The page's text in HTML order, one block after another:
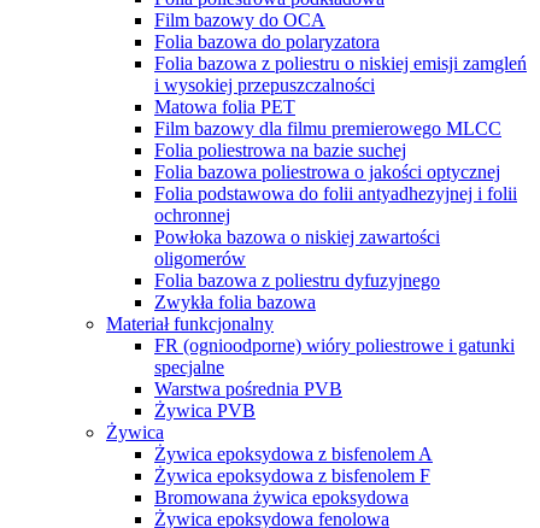
Film bazowy do OCA
Folia bazowa do polaryzatora
Folia bazowa z poliestru o niskiej emisji zamgleń
i wysokiej przepuszczalności
Matowa folia PET
Film bazowy dla filmu premierowego MLCC
Folia poliestrowa na bazie suchej
Folia bazowa poliestrowa o jakości optycznej
Folia podstawowa do folii antyadhezyjnej i folii
ochronnej
Powłoka bazowa o niskiej zawartości
oligomerów
Folia bazowa z poliestru dyfuzyjnego
Zwykła folia bazowa
Materiał funkcjonalny
FR (ognioodporne) wióry poliestrowe i gatunki
specjalne
Warstwa pośrednia PVB
Żywica PVB
Żywica
Żywica epoksydowa z bisfenolem A
Żywica epoksydowa z bisfenolem F
Bromowana żywica epoksydowa
Żywica epoksydowa fenolowa